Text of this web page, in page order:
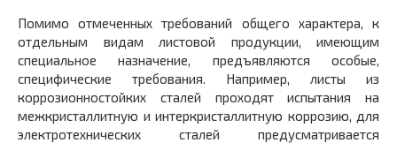
Помимо отмеченных требований общего характера, к
отдельным видам листовой продукции, имеющим
специальное назначение, предъявляются особые,
специфические требования. Например, листы из
коррозионностойких сталей проходят испытания на
межкристаллитную и интеркристаллитную коррозию, для
электротехнических сталей предусматривается